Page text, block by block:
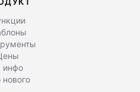
инфо
нового